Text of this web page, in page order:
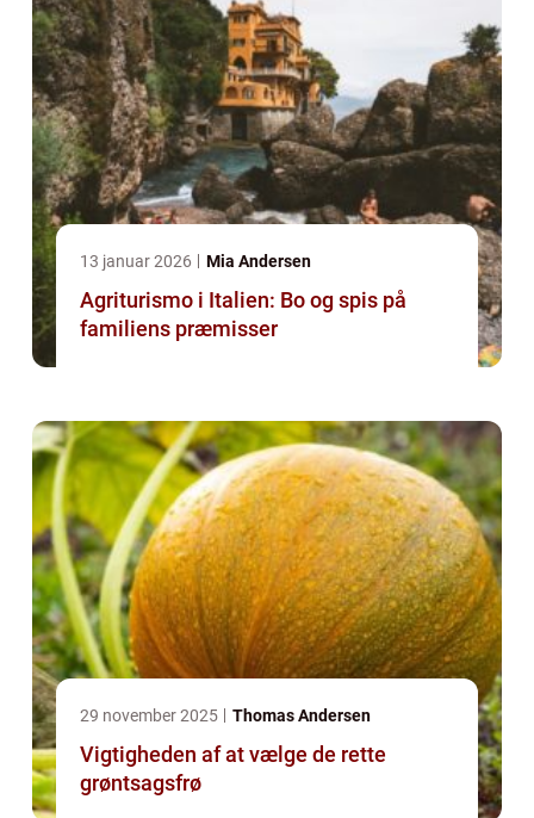
13 januar 2026 Mia Andersen
Agriturismo i Italien: Bo og spis på
familiens præmisser
29 november 2025 Thomas Andersen
Vigtigheden af at vælge de rette
grøntsagsfrø